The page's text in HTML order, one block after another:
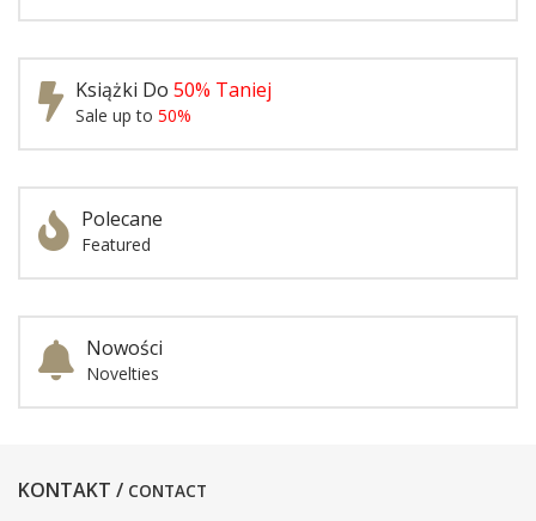
Książki Do 50% Taniej
Sale up to 50%
Polecane
Featured
Nowości
Novelties
KONTAKT / CONTACT